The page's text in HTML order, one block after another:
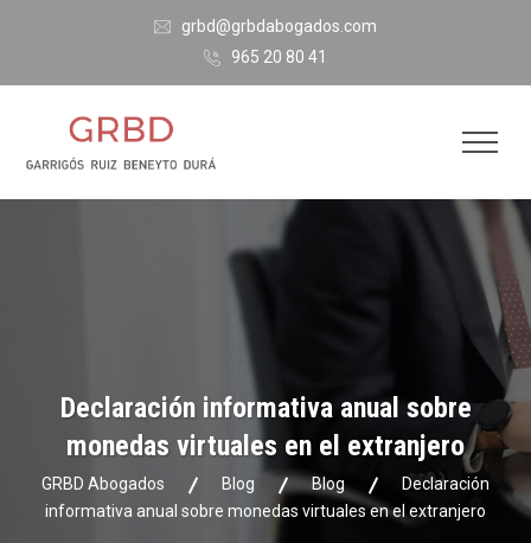
grbd@grbdabogados.com
965 20 80 41
Declaración informativa anual sobre
monedas virtuales en el extranjero
GRBD Abogados Blog Blog
Declaración
informativa anual sobre monedas virtuales en el extranjero